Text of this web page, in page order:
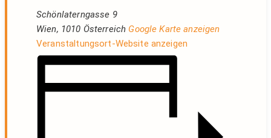
Schönlaterngasse 9
Wien, 1010 Österreich Google Karte anzeigen
Veranstaltungsort-Website anzeigen